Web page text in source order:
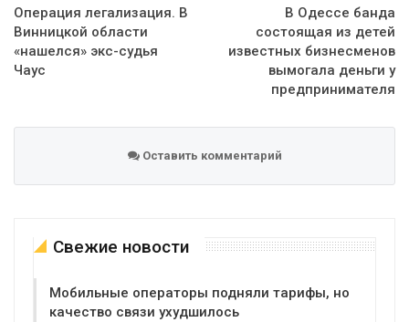
Операция легализация. В
Винницкой области
«нашелся» экс-судья
Чаус
В Одессе банда
состоящая из детей
известных бизнесменов
вымогала деньги у
предпринимателя
Оставить комментарий
Свежие новости
Мобильные операторы подняли тарифы, но
качество связи ухудшилось